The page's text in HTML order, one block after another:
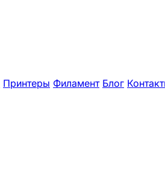
Принтеры Филамент Блог